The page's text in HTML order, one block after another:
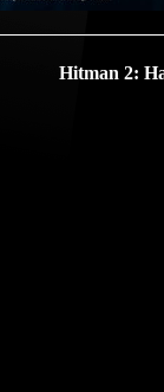
Hitman 2: